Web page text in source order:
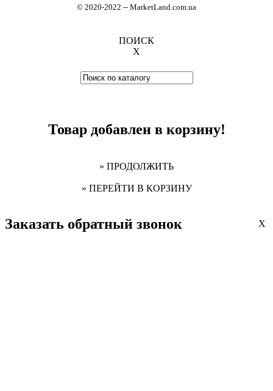
© 2020-2022 -- MarketLand.com.ua
ПОИСК
X
Товар добавлен в корзину!
» ПРОДОЛЖИТЬ
» ПЕРЕЙТИ В КОРЗИНУ
Заказать обратный звонок X